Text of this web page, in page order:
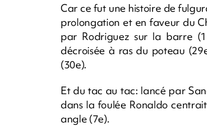
Car ce fut une histoire de
prolongation et en faveur du
par Rodriguez sur la barre
décroisée à ras du poteau
(30e).
Et du tac au tac: lancé par
dans la foulée Ronaldo
angle (7e).